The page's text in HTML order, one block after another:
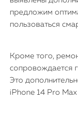
предложим
пользоваться
Кроме того,
сопровождается
Это
iPhone 14 Pro